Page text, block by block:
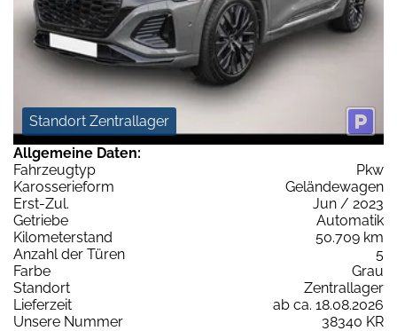
Standort Zentrallager
Allgemeine Daten:
Fahrzeugtyp
Pkw
Karosserieform
Geländewagen
Erst-Zul.
Jun / 2023
Getriebe
Automatik
Kilometerstand
50.709 km
Anzahl der Türen
5
Farbe
Grau
Standort
Zentrallager
Lieferzeit
ab ca. 18.08.2026
Unsere Nummer
38340 KR